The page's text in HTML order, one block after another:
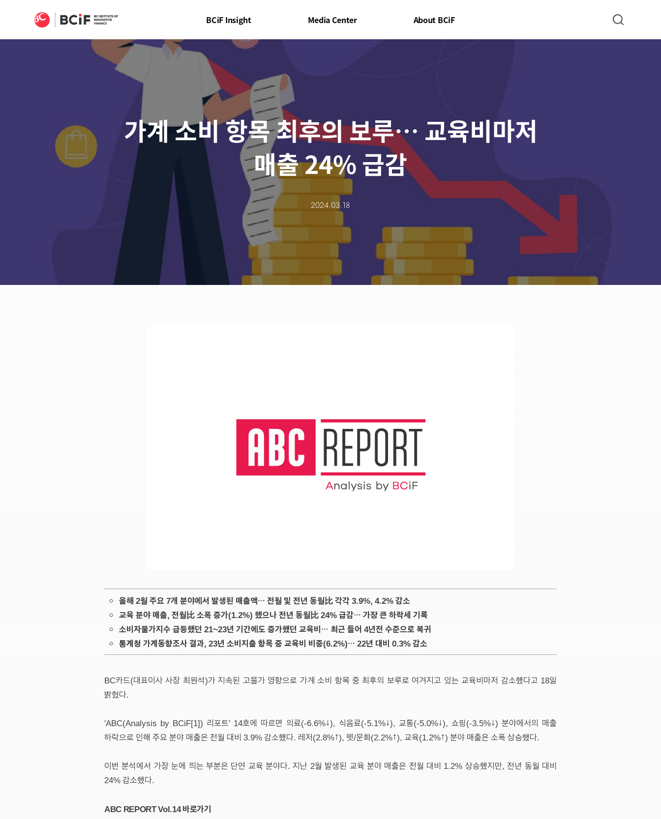
BCIF BCiF Insight Media Center About BCiF 검색
가계 소비 항목 최후의 보루… 교육비마저
매출 24% 급감
2024.03.18
올해 2월 주요 7개 분야에서 발생된 매출액… 전월 및 전년 동월比 각각 3.9%, 4.2% 감소
교육 분야 매출, 전월比 소폭 증가(1.2%) 했으나 전년 동월比 24% 급감… 가장 큰 하락세 기록
소비자물가지수 급등했던 21~23년 기간에도 증가했던 교육비… 최근 들어 4년전 수준으로 복귀
통계청 가계동향조사 결과, 23년 소비지출 항목 중 교육비 비중(6.2%)… 22년 대비 0.3% 감소
BC카드(대표이사 사장 최원석)가 지속된 고물가 영향으로 가계 소비 항목 중 최후의 보루로 여겨지고 있는 교육비마저 감소했다고 18일
밝혔다.
'ABC(Analysis by BCiF[1]) 리포트' 14호에 따르면 의료(-6.6%↓), 식음료(-5.1%↓), 교통(-5.0%↓), 쇼핑(-3.5%↓) 분야에서의 매출
하락으로 인해 주요 분야 매출은 전월 대비 3.9% 감소했다. 레저(2.8%↑), 펫/문화(2.2%↑), 교육(1.2%↑) 분야 매출은 소폭 상승했다.
이번 분석에서 가장 눈에 띄는 부분은 단연 교육 분야다. 지난 2월 발생된 교육 분야 매출은 전월 대비 1.2% 상승했지만, 전년 동월 대비
24% 감소했다.
ABC REPORT Vol.14 바로가기